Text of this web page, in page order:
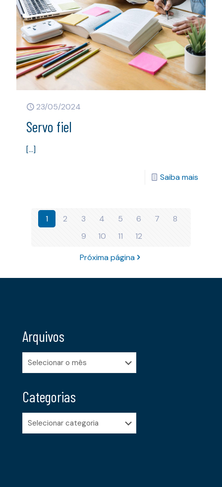
23/05/2024
Servo fiel
[…]
Saiba mais
1 2 3 4 5 6 7
8
9
10 11 12
Próxima página
Arquivos
Arquivos
Categorias
Categorias